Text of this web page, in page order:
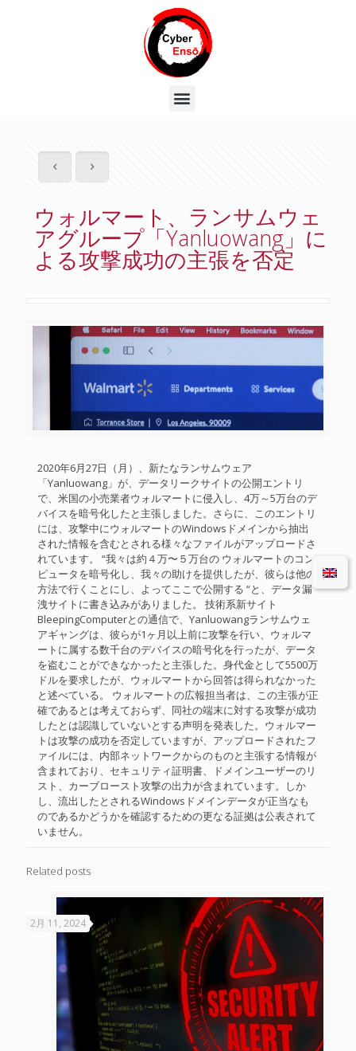
ウォルマート、ランサムウェ
アグループ「Yanluowang」に
よる攻撃成功の主張を否定
2020年6月27日（月）、新たなランサムウェア
「Yanluowang」が、データリークサイトの公開エントリ
で、米国の小売業者ウォルマートに侵入し、4万～5万台のデ
バイスを暗号化したと主張しました。さらに、このエントリ
には、攻撃中にウォルマートのWindowsドメインから抽出
された情報を含むとされる様々なファイルがアップロードさ
れています。 “我々は約４万〜５万台の ウォルマートのコン
ピュータを暗号化し、我々の助けを提供したが、彼らは他の
方法で行くことにし、よってここで公開する “と、データ漏
洩サイトに書き込みがありました。 技術系新サイト
BleepingComputerとの通信で、Yanluowangランサムウェ
アギャングは、彼らが1ヶ月以上前に攻撃を行い、ウォルマ
ートに属する数千台のデバイスの暗号化を行ったが、データ
を盗むことができなかったと主張した。身代金として5500万
ドルを要求したが、ウォルマートから回答は得られなかった
と述べている。 ウォルマートの広報担当者は、この主張が正
確であるとは考えておらず、同社の端末に対する攻撃が成功
したとは認識していないとする声明を発表した。ウォルマー
トは攻撃の成功を否定していますが、アップロードされたフ
ァイルには、内部ネットワークからのものと主張する情報が
含まれており、セキュリティ証明書、ドメインユーザーのリ
スト、カーブロースト攻撃の出力が含まれています。しか
し、流出したとされるWindowsドメインデータが正当なも
のであるかどうかを確認するための更なる証拠は公表されて
いません。
Related posts
2月 11, 2024